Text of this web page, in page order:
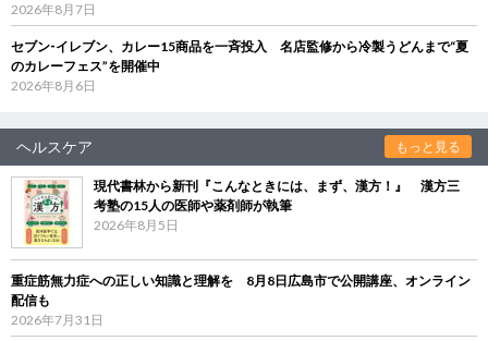
2026年8月7日
セブン‐イレブン、カレー15商品を一斉投入 名店監修から冷製うどんまで“夏
のカレーフェス”を開催中
2026年8月6日
ヘルスケア もっと見る
現代書林から新刊『こんなときには、まず、漢方！』 漢方三
考塾の15人の医師や薬剤師が執筆
2026年8月5日
重症筋無力症への正しい知識と理解を 8月8日広島市で公開講座、オンライン
配信も
2026年7月31日